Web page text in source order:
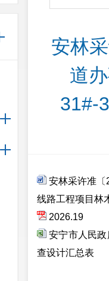
安林
道
31#-
安林采许准〔
线路工程项目林
2026.19
安宁市人民
查设计汇总表